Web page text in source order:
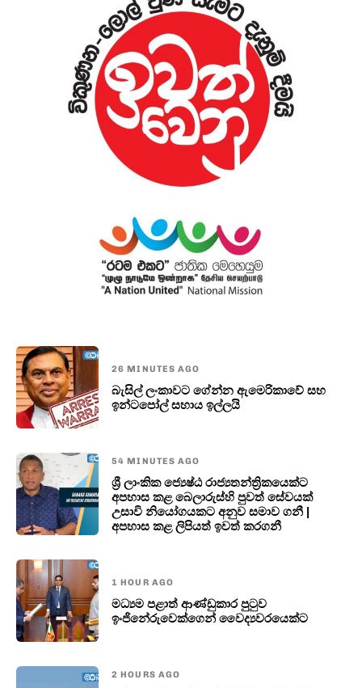
26 MINUTES AGO
බැසිල් ලංකාවට ගේන්න ඇමෙරිකාවේ සහ
ඉන්ටපෝල් සහාය ඉල්ලයි
54 MINUTES AGO
ශ්‍රී ලාංකික ජ්‍යෙෂ්ඨ රාජ්‍යතන්ත්‍රිකයෙක්ට
අපහාස කළ බෙලාරුස්හි පුවත් සේවයක්
උසාවි නියෝගයකට අනුව සමාව ගනී |
අපහාස කළ ලිපියත් ඉවත් කරගනී
1 HOUR AGO
මධ්‍යම පළාත් ආණ්ඩුකාර පුටුව
ඉංජිනේරුවෙක්ගෙන් වෛද්‍යවරයෙක්ට
2 HOURS AGO